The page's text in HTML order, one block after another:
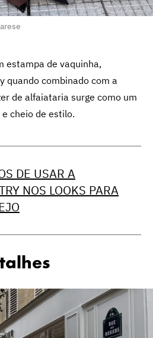
estampa de vaquinha,
quando combinado com a
de alfaiataria surge como um
cheio de estilo.
DE USAR A
NOS LOOKS PARA